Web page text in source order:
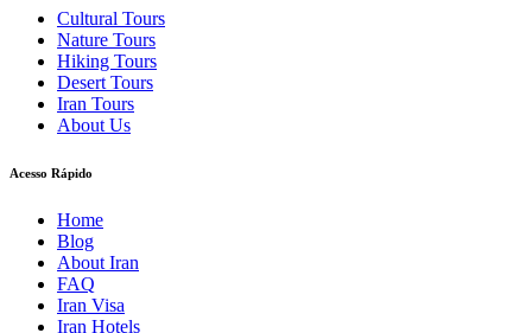
Cultural Tours
Nature Tours
Hiking Tours
Desert Tours
Iran Tours
About Us
Acesso Rápido
Home
Blog
About Iran
FAQ
Iran Visa
Iran Hotels